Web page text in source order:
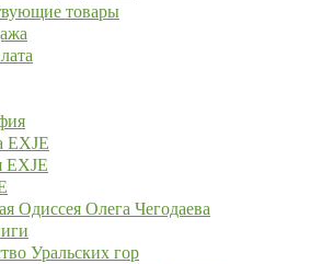
товары
EXJE
EXJE
Одиссея Олега Чегодаева
Уральских гор